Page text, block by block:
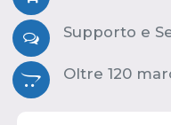
Supporto e
Oltre 120